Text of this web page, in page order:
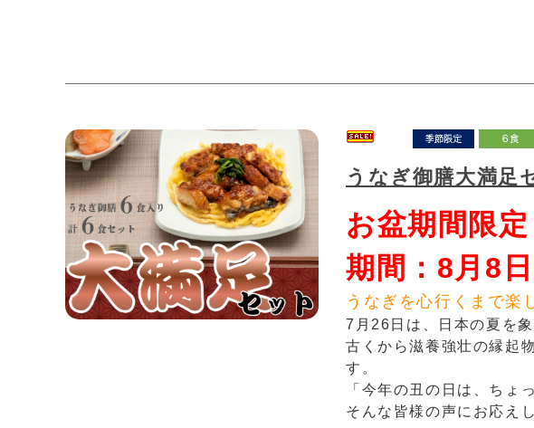
うなぎ御膳大満足
お盆期間限
期間：8月8
うなぎを心行くまで楽
7月26日は、日本の夏を
古くから滋養強壮の縁起
す。
「今年の丑の日は、ちょ
そんな皆様の声にお応え